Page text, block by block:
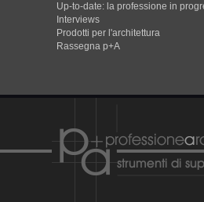
Up-to-date: la professione in
Interviews
Prodotti per l'architettura
Rassegna p+A